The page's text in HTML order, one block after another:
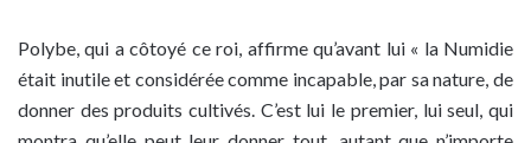
Polybe, qui a côtoyé ce roi, affirme qu’avant lui « la Numidie
était inutile et considérée comme incapable, par sa nature, de
donner des produits cultivés. C’est lui le premier, lui seul, qui